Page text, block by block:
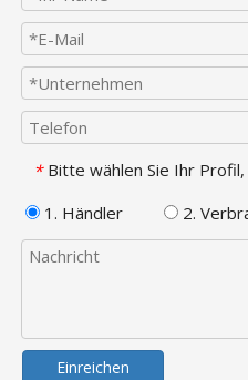
* Bitte wählen Sie Ihr Profil,
1. Händler
2.
Einreichen